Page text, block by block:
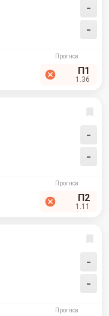
-
-
П1
1.36
-
-
П2
1.11
-
-